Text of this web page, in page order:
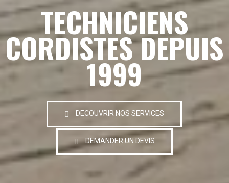
TECHNICIENS
CORDISTES DEPUIS
1999
DECOUVRIR NOS SERVICES
DEMANDER UN DEVIS